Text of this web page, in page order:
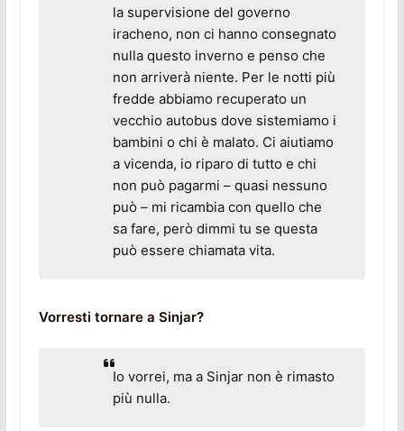
la supervisione del governo
iracheno, non ci hanno consegnato
nulla questo inverno e penso che
non arriverà niente. Per le notti più
fredde abbiamo recuperato un
vecchio autobus dove sistemiamo i
bambini o chi è malato. Ci aiutiamo
a vicenda, io riparo di tutto e chi
non può pagarmi – quasi nessuno
può – mi ricambia con quello che
sa fare, però dimmi tu se questa
può essere chiamata vita.
Vorresti tornare a Sinjar?
Io vorrei, ma a Sinjar non è rimasto
più nulla.